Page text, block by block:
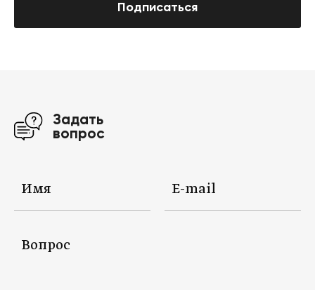
Подписаться
Задать
вопрос